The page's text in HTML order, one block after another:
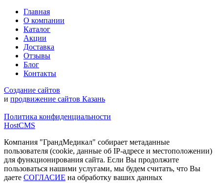
Главная
О компании
Каталог
Акции
Доставка
Отзывы
Блог
Контакты
Создание сайтов
и продвижение сайтов Казань
Политика конфиденциальности
HostCMS
Компания "ГрандМедикал" собирает метаданные
пользователя (cookie, данные об IP-адресе и местоположении)
для функционирования сайта. Если Вы продолжите
пользоваться нашими услугами, мы будем считать, что Вы
даете СОГЛАСИЕ на обработку ваших данных